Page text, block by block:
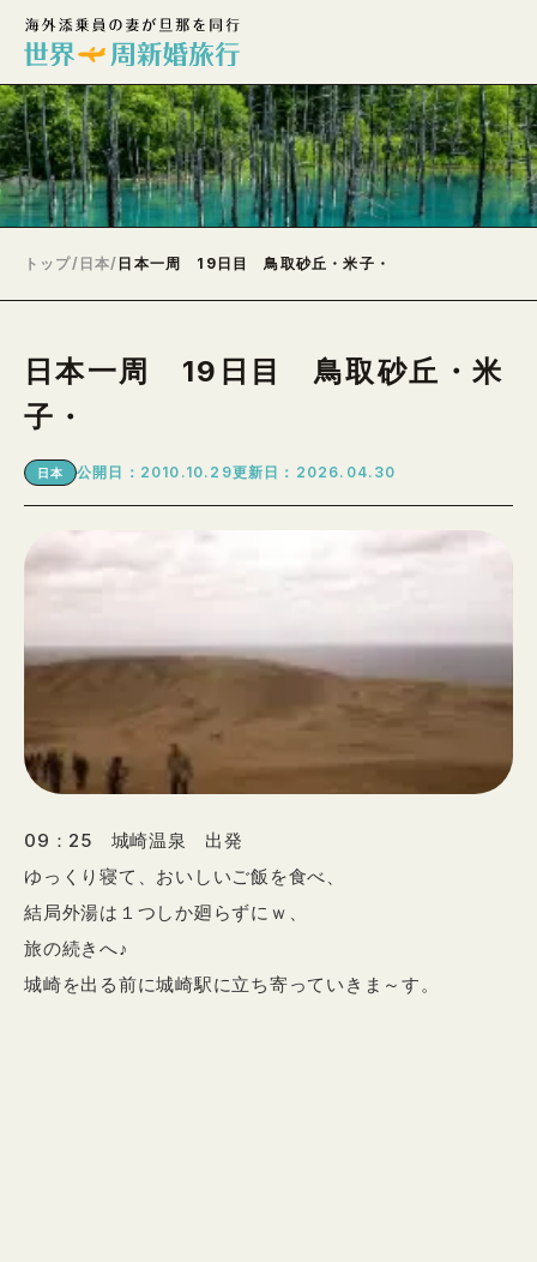
トップ/ 日本/ 日本一周 19日目 鳥取砂丘・米子・
日本一周 19日目 鳥取砂丘・米
子・
日本 公開日：2010.10.29更新日：2026.04.30
09：25 城崎温泉 出発
ゆっくり寝て、おいしいご飯を食べ、
結局外湯は１つしか廻らずにｗ、
旅の続きへ♪
城崎を出る前に城崎駅に立ち寄っていきま～す。